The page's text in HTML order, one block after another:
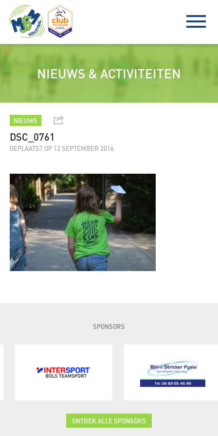
NIEUWS & ACTIVITEITEN
NIEUWS
DSC_0761
GEPLAATST OP 12 SEPTEMBER 2016
SPONSORS
ONTDEK ALLE SPONSORS